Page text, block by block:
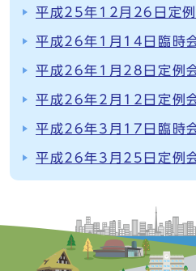
平成25年12月26日定例
平成26年1月14日臨時
平成26年1月28日定例
平成26年2月12日定例
平成26年3月17日臨時
平成26年3月25日定例